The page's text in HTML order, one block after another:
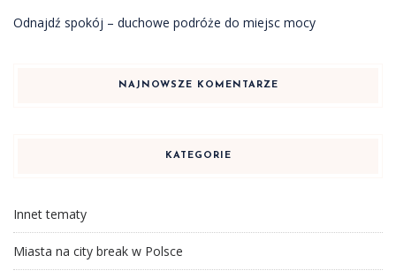
Odnajdź spokój – duchowe podróże do miejsc mocy
NAJNOWSZE KOMENTARZE
KATEGORIE
Innet tematy
Miasta na city break w Polsce